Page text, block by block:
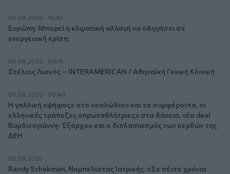
06.08.2026 - 10:45
Ευρώπη: Μπορεί η κλιματική αλλαγή να οδηγήσει σε
ενεργειακή κρίση;
06.08.2026 - 09:15
Στέλιος Λιανός – INTERAMERICAN / Αθηναϊκή Γενική Κλινική
06.08.2026 - 08:40
Η γαλλική «ψήφος» στο «καλώδιο» και τα συμφέροντα, οι
ελληνικές τράπεζες «πρωταθλήτριες» στα δάνεια, νέο deal
Βαρδινογιάννη- Εξάρχου και ο διπλασιασμός των κερδών της
ΔΕΗ
05.08.2026
Randy Schekman, Νομπελίστας Ιατρικής: «Σε πέντε χρόνια